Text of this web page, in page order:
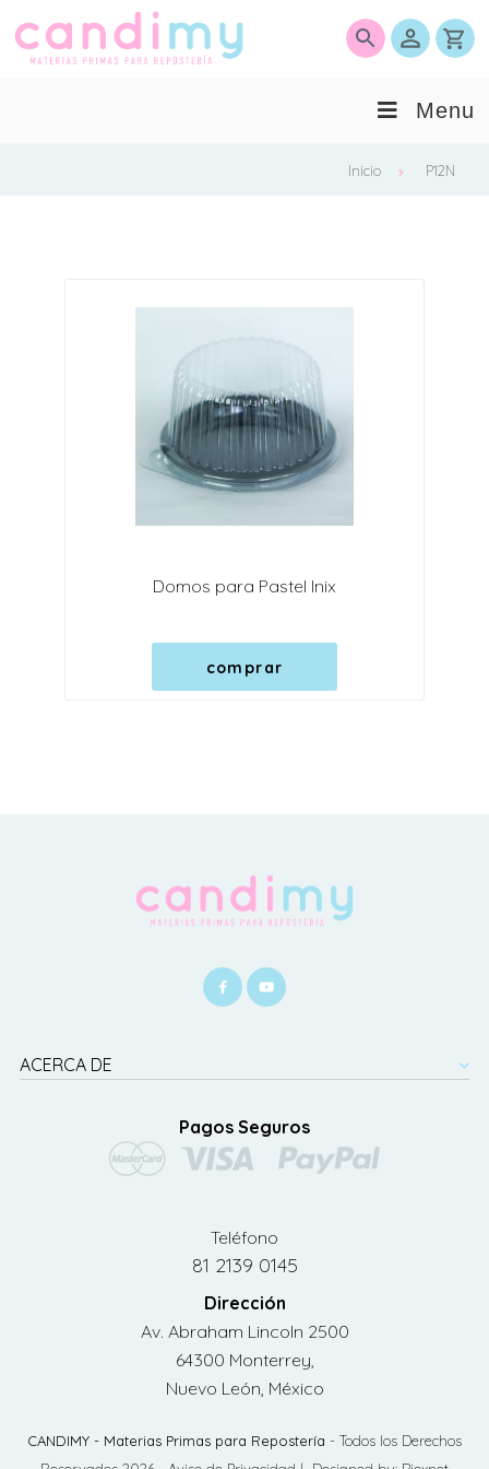
Menu
Inicio P12N
Domos para Pastel Inix
comprar
ACERCA DE
Pagos Seguros
Teléfono
81 2139 0145
Dirección
Av. Abraham Lincoln 2500
64300 Monterrey,
Nuevo León, México
CANDIMY - Materias Primas para Repostería - Todos los Derechos